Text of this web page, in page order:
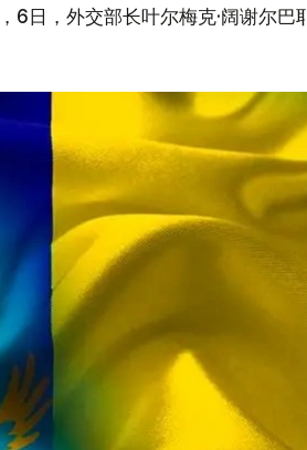
6日，外交部长叶尔梅克·阔谢尔巴